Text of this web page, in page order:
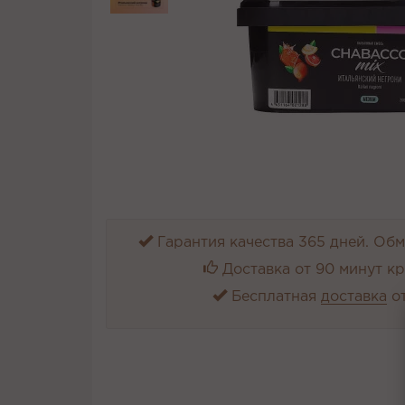
Гарантия качества 365 дней.
Доставка от 90 минут
Бесплатная доставка